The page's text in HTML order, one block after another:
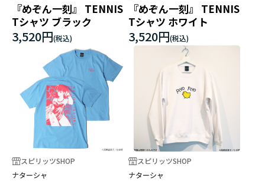
『めぞん一刻』 TENNIS
Tシャツ ブラック
3,520円
『めぞん一刻』 TENNIS
Tシャツ ホワイト
3,520円
スピリッツSHOP
ナターシャ
スピリッツSHOP
ナターシャ